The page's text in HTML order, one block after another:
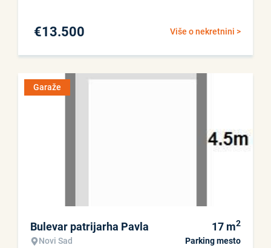
Više o nekretnini >
€13.500
Garaže
Bulevar patrijarha Pavla
Novi Sad
17 m2
Parking mesto